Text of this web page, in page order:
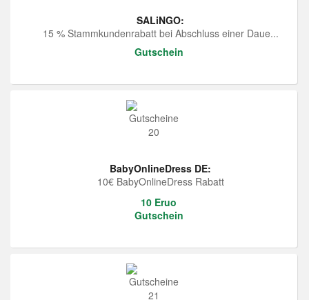
SALiNGO:
15 % Stammkundenrabatt bei Abschluss einer Daue...
Gutschein
BabyOnlineDress DE:
10€ BabyOnlineDress Rabatt
10 Eruo
Gutschein